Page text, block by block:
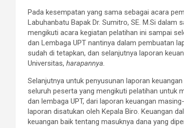
Pada kesempatan yang sama sebagai acara
Labuhanbatu Bapak Dr. Sumitro, SE. M.Si
mengikuti acara kegiatan pelatihan ini sampai
dan Lembaga UPT nantinya dalam pembuatan
sudah di tetapkan, dan selanjutnya laporan
Universitas, harapannya.
Selanjutnya untuk penyusunan laporan
seluruh peserta yang mengikuti pelatihan untuk
dan lembaga UPT, dari laporan keuangan
laporan disatukan oleh Kepala Biro. Keuangan
keuangan baik tentang masuknya dana yang